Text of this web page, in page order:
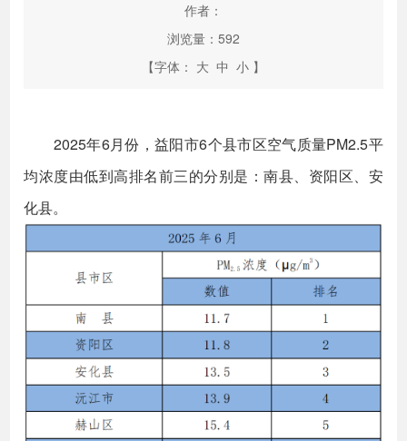
作者：
浏览量： 592
【字体： 大 中 小 】
2025年6月份，益阳市6个县市区空气质量PM2.5平
均浓度由低到高排名前三的分别是：南县、资阳区、安
化县。